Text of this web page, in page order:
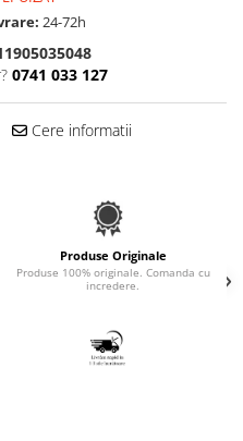
24-72h
0741 033 127
Cere informatii
Produse Originale
Produse 100% originale. Comanda cu
incredere.